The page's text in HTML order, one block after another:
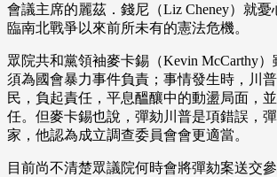
會議主席的麗茲．錢尼（Liz Cheney）就
臨南北戰爭以來前所未有的憲法危機。
眾院共和黨領袖麥卡錫（Kevin McCarthy
須為國會暴力事件負責；事情發生時，川
民，負起責任，平息醞釀中的動盪局面，
任。但麥卡錫也說，彈劾川普是項錯誤，
家，他認為成立調查委員會會更適當。
目前尚不清楚眾議院何時會將彈劾案送交